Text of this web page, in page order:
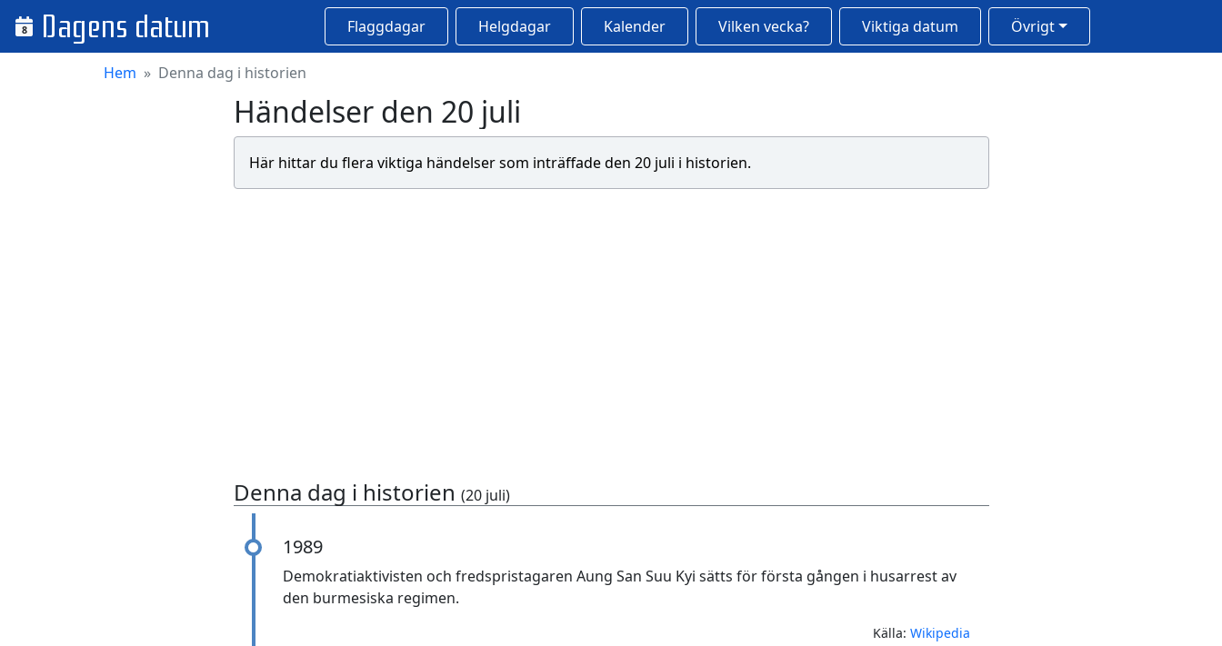
8 Dagens datum Flaggdagar Helgdagar Kalender Vilken vecka? Viktiga datum Övrigt
Hem Denna dag i historien
Händelser den 20 juli
Här hittar du flera viktiga händelser som inträffade den 20 juli i historien.
Denna dag i historien (20 juli)
1989
Demokratiaktivisten och fredspristagaren Aung San Suu Kyi sätts för första gången i husarrest av
den burmesiska regimen.
Källa: Wikipedia